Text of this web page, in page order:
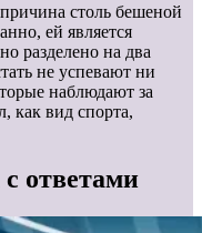
столь бешеной
ей является
разделено на два
не успевают ни
наблюдают за
как вид спорта,
ответами